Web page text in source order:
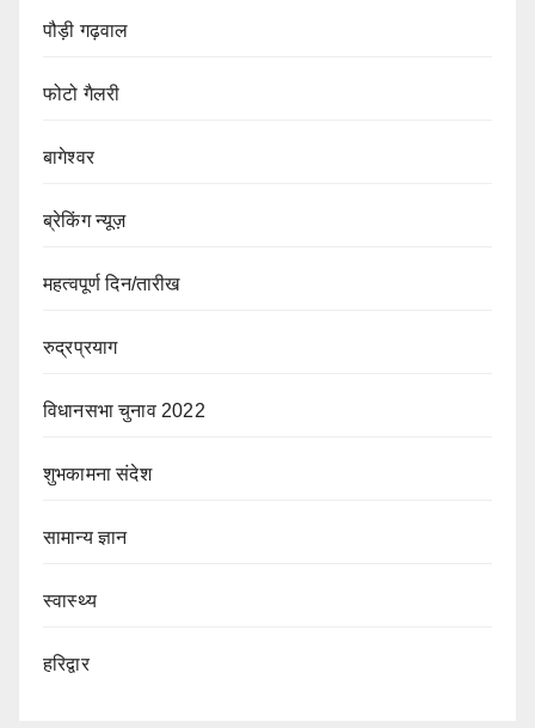
पौड़ी गढ़वाल
फोटो गैलरी
बागेश्वर
ब्रेकिंग न्यूज़
महत्वपूर्ण दिन/तारीख
रुद्रप्रयाग
विधानसभा चुनाव 2022
शुभकामना संदेश
सामान्य ज्ञान
स्वास्थ्य
हरिद्वार